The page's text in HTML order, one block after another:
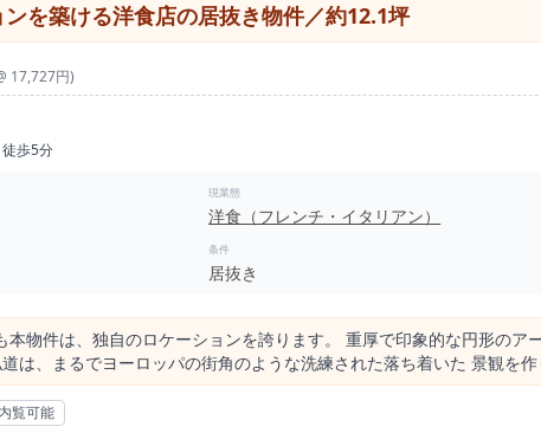
を築ける洋食店の居抜き物件／約12.1坪
17,727円)
徒歩5分
現業態
洋食（フレンチ・イタリアン）
条件
居抜き
物件は、独自のロケーションを誇ります。 重厚で印象的な円形のア
は、まるでヨーロッパの街角のような洗練された落ち着いた 景観を作
様にゆったりと食事を楽しんでいただく洋食店やビストロにとって
ことなく安心して店舗の外観やメニューボードを眺めることができる
覧可能